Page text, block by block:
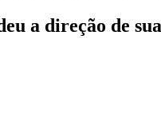
a direção de